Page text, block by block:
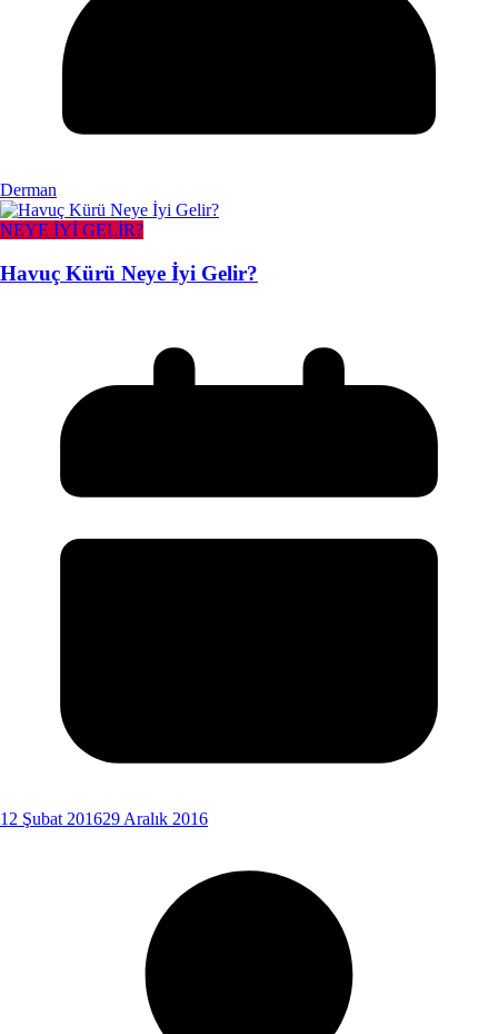
Derman
NEYE İYİ GELİR?
Havuç Kürü Neye İyi Gelir?
12 Şubat 201629 Aralık 2016